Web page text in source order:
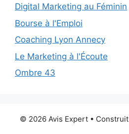
Digital Marketing au Féminin
Bourse à l'Emploi
Coaching Lyon Annecy
Le Marketing à l'Écoute
Ombre 43
© 2026 Avis Expert •